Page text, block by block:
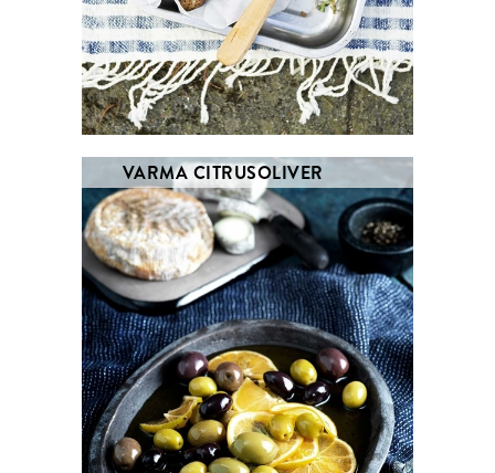
VARMA CITRUSOLIVER